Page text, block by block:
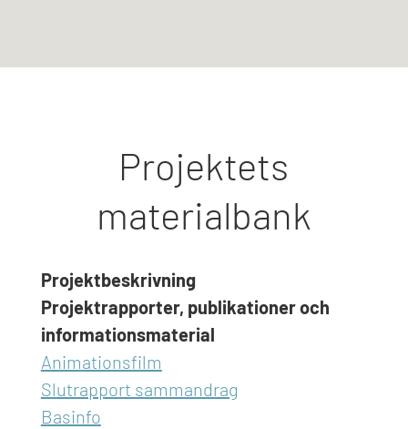
Projektets
materialbank
Projektbeskrivning
Projektrapporter, publikationer och
informationsmaterial
Animationsfilm
Slutrapport sammandrag
Basinfo